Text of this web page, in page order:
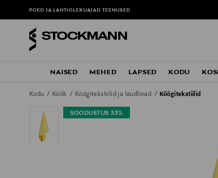
POED JA LAHTIOLEKUAJADTEENUSED
NAISED MEHED LAPSED KODU
Kodu Köök Köögitekstiilid ja laudlinad Köögitekstiilid
SOODUSTUS 33%